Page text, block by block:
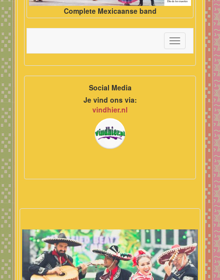
Complete Mexicaanse band
Toggle
navigation
Social Media
Je vind ons via:
vindhier.nl